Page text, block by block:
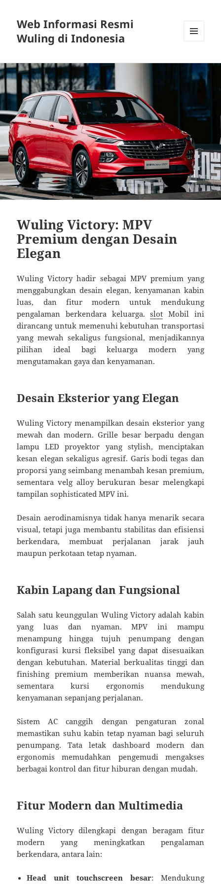
Web Informasi Resmi
Wuling di Indonesia
WIDGET
Wuling Victory: MPV
Premium dengan Desain
Elegan
Wuling Victory hadir sebagai MPV premium yang
menggabungkan desain elegan, kenyamanan kabin
luas, dan fitur modern untuk mendukung
pengalaman berkendara keluarga.slot Mobil ini
dirancang untuk memenuhi kebutuhan transportasi
yang mewah sekaligus fungsional, menjadikannya
pilihan ideal bagi keluarga modern yang
mengutamakan gaya dan kenyamanan.
Desain Eksterior yang Elegan
Wuling Victory menampilkan desain eksterior yang
mewah dan modern. Grille besar berpadu dengan
lampu LED proyektor yang stylish, menciptakan
kesan elegan sekaligus agresif. Garis bodi tegas dan
proporsi yang seimbang menambah kesan premium,
sementara velg alloy berukuran besar melengkapi
tampilan sophisticated MPV ini.
Desain aerodinamisnya tidak hanya menarik secara
visual, tetapi juga membantu stabilitas dan efisiensi
berkendara, membuat perjalanan jarak jauh
maupun perkotaan tetap nyaman.
Kabin Lapang dan Fungsional
Salah satu keunggulan Wuling Victory adalah kabin
yang luas dan nyaman. MPV ini mampu
menampung hingga tujuh penumpang dengan
konfigurasi kursi fleksibel yang dapat disesuaikan
dengan kebutuhan. Material berkualitas tinggi dan
finishing premium memberikan nuansa mewah,
sementara kursi ergonomis mendukung
kenyamanan sepanjang perjalanan.
Sistem AC canggih dengan pengaturan zonal
memastikan suhu kabin tetap nyaman bagi seluruh
penumpang. Tata letak dashboard modern dan
ergonomis memudahkan pengemudi mengakses
berbagai kontrol dan fitur hiburan dengan mudah.
Fitur Modern dan Multimedia
Wuling Victory dilengkapi dengan beragam fitur
modern yang meningkatkan pengalaman
berkendara, antara lain:
Head unit touchscreen besar: Mendukung